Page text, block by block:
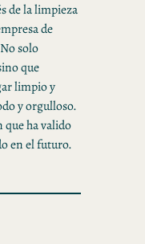
de la limpieza
de
solo
que
limpio y
y orgulloso.
que ha valido
en el futuro.